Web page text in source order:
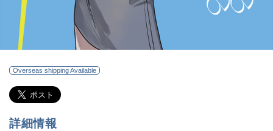
Overseas shipping Available
詳細情報